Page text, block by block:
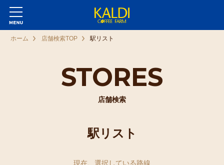
STORES
店舗検索
ホーム 店舗検索TOP 駅リスト
駅リスト
現在、選択している路線